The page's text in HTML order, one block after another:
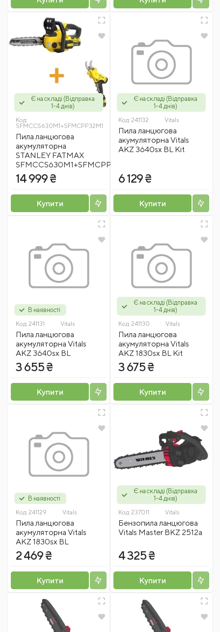
Є на складі (Відправка
1-4 днів)
Код:
SFMCCS630M1+SFMCPP32M1
Stanley
Пила ланцюгова
акумуляторна
STANLEY FATMAX
SFMCCS630M1+SFMCPP32M1
14 999 ₴
Купити
Є на складі (Відправка
1-4 днів)
Код: 241132 Vitals
Пила ланцюгова
акумуляторна Vitals
AKZ 3640sx BL Kit
6 129 ₴
Купити
В наявності
Код: 241131 Vitals
Пила ланцюгова
акумуляторна Vitals
AKZ 3640sx BL
3 655 ₴
Купити
Є на складі (Відправка
1-4 днів)
Код: 241130 Vitals
Пила ланцюгова
акумуляторна Vitals
AKZ 1830sx BL Kit
3 675 ₴
Купити
В наявності
Код: 241129 Vitals
Пила ланцюгова
акумуляторна Vitals
AKZ 1830sx BL
2 469 ₴
Купити
Є на складі (Відправка
1-4 днів)
Код: 237011 Vitals
Бензопила ланцюгова
Vitals Master BKZ 2512a
4 325 ₴
Купити